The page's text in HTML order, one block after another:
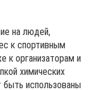
на людей,
к спортивным
к организаторам и
химических
использованы